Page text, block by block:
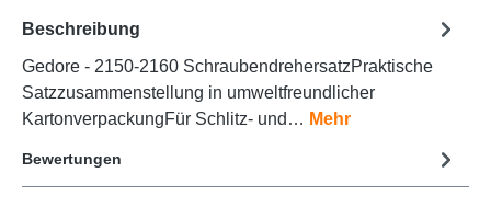
Beschreibung
Gedore - 2150-2160 SchraubendrehersatzPraktische
Satzzusammenstellung in umweltfreundlicher
KartonverpackungFür Schlitz- und… Mehr
Bewertungen